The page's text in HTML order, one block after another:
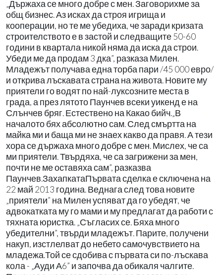
„Държаха се много добре с мен. Заговорихме за
общ бизнес. Аз исках да строя игрища и
кооперации, но те ме убедиха, че заради кризата
строителството е в застой и следващите 50-60
години в квартала никой няма да иска да строи.
Убеди ме да продам 3 дка”, разказа Милен.
Младежът получава една торба пари /45 000 евро/
и открива лъскавата страна на живота. Новите му
приятели го водят по най-луксозните места в
града, а през лятото Паунчев всеки уикенд е на
Слънчев бряг. Естествено на Какао бийч.„В
началото бях абсолютно сам. След смъртта на
майка ми и баща ми не знаех какво да правя. А тези
хора се държаха много добре с мен. Мислех, че са
ми приятели. Твърдяха, че са загрижени за мен,
почти не ме оставяха сам”, разказва
Паунчев.ЗахапкатаПървата сделка е сключена на
22 май 2013 година. Веднага след това новите
„приятели” на Милен успяват да го убедят, че
адвокатката му го мами и му предлагат да работи с
тяхната юристка. „Съгласих се. Бяха много
убедителни”, твърди младежът. Парите, получени
накуп, изстлелват до небето самочувствието на
младежа.Той се сдобива с първата си по-лъскава
кола - „Ауди А6” и започва да обикаля чалгите.